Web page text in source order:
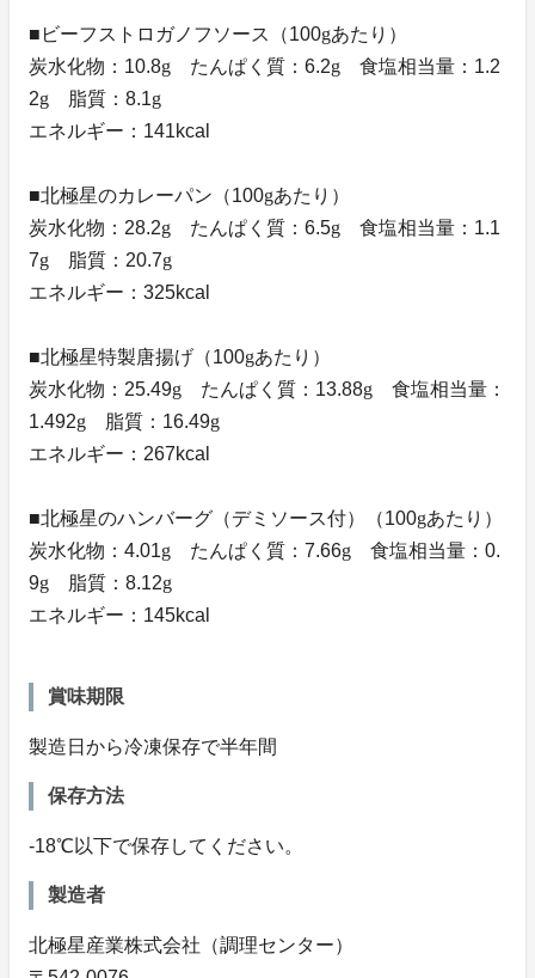
■ビーフストロガノフソース（100gあたり）
炭水化物：10.8g たんぱく質：6.2g 食塩相当量：1.2
2g 脂質：8.1g
エネルギー：141kcal
■北極星のカレーパン（100gあたり）
炭水化物：28.2g たんぱく質：6.5g 食塩相当量：1.1
7g 脂質：20.7g
エネルギー：325kcal
■北極星特製唐揚げ（100gあたり）
炭水化物：25.49g たんぱく質：13.88g 食塩相当量：
1.492g 脂質：16.49g
エネルギー：267kcal
■北極星のハンバーグ（デミソース付）（100gあたり）
炭水化物：4.01g たんぱく質：7.66g 食塩相当量：0.
9g 脂質：8.12g
エネルギー：145kcal
賞味期限
製造日から冷凍保存で半年間
保存方法
-18℃以下で保存してください。
製造者
北極星産業株式会社（調理センター）